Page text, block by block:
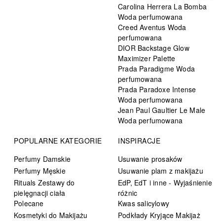
Carolina Herrera La Bomba
Woda perfumowana
Creed Aventus Woda
perfumowana
DIOR Backstage Glow
Maximizer Palette
Prada Paradigme Woda
perfumowana
Prada Paradoxe Intense
Woda perfumowana
Jean Paul Gaultier Le Male
Woda perfumowana
POPULARNE KATEGORIE
Perfumy Damskie
Perfumy Męskie
Rituals Zestawy do
pielęgnacji ciała
Polecane
Kosmetyki do Makijażu
INSPIRACJE
Usuwanie prosaków
Usuwanie plam z makijażu
EdP, EdT i inne - Wyjaśnienie
różnic
Kwas salicylowy
Podkłady Kryjące Makijaż